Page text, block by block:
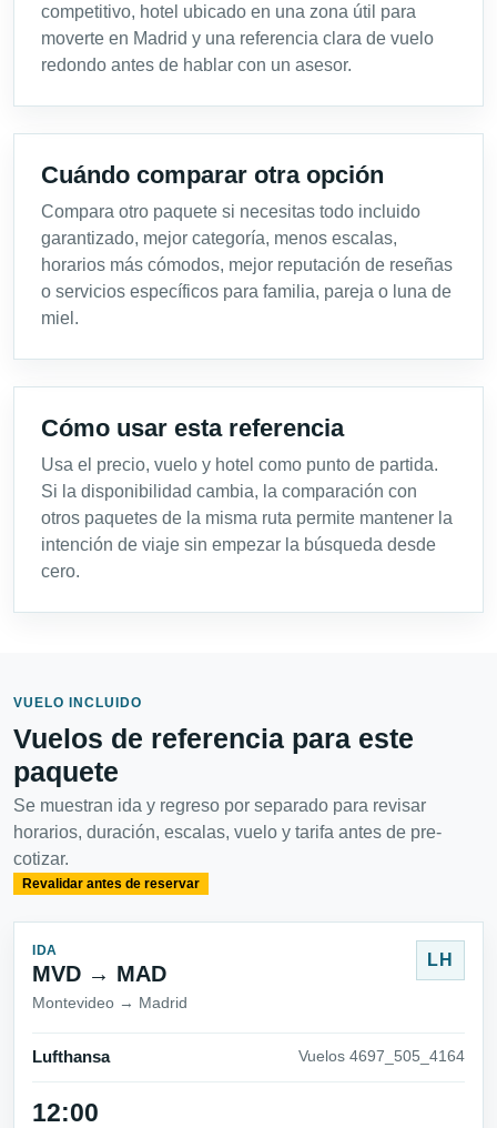
competitivo, hotel ubicado en una zona útil para
moverte en Madrid y una referencia clara de vuelo
redondo antes de hablar con un asesor.
Cuándo comparar otra opción
Compara otro paquete si necesitas todo incluido
garantizado, mejor categoría, menos escalas,
horarios más cómodos, mejor reputación de reseñas
o servicios específicos para familia, pareja o luna de
miel.
Cómo usar esta referencia
Usa el precio, vuelo y hotel como punto de partida.
Si la disponibilidad cambia, la comparación con
otros paquetes de la misma ruta permite mantener la
intención de viaje sin empezar la búsqueda desde
cero.
VUELO INCLUIDO
Vuelos de referencia para este
paquete
Se muestran ida y regreso por separado para revisar
horarios, duración, escalas, vuelo y tarifa antes de pre-
cotizar.
Revalidar antes de reservar
IDA
MVD → MAD
Montevideo → Madrid
LH
Lufthansa Vuelos 4697_505_4164
12:00